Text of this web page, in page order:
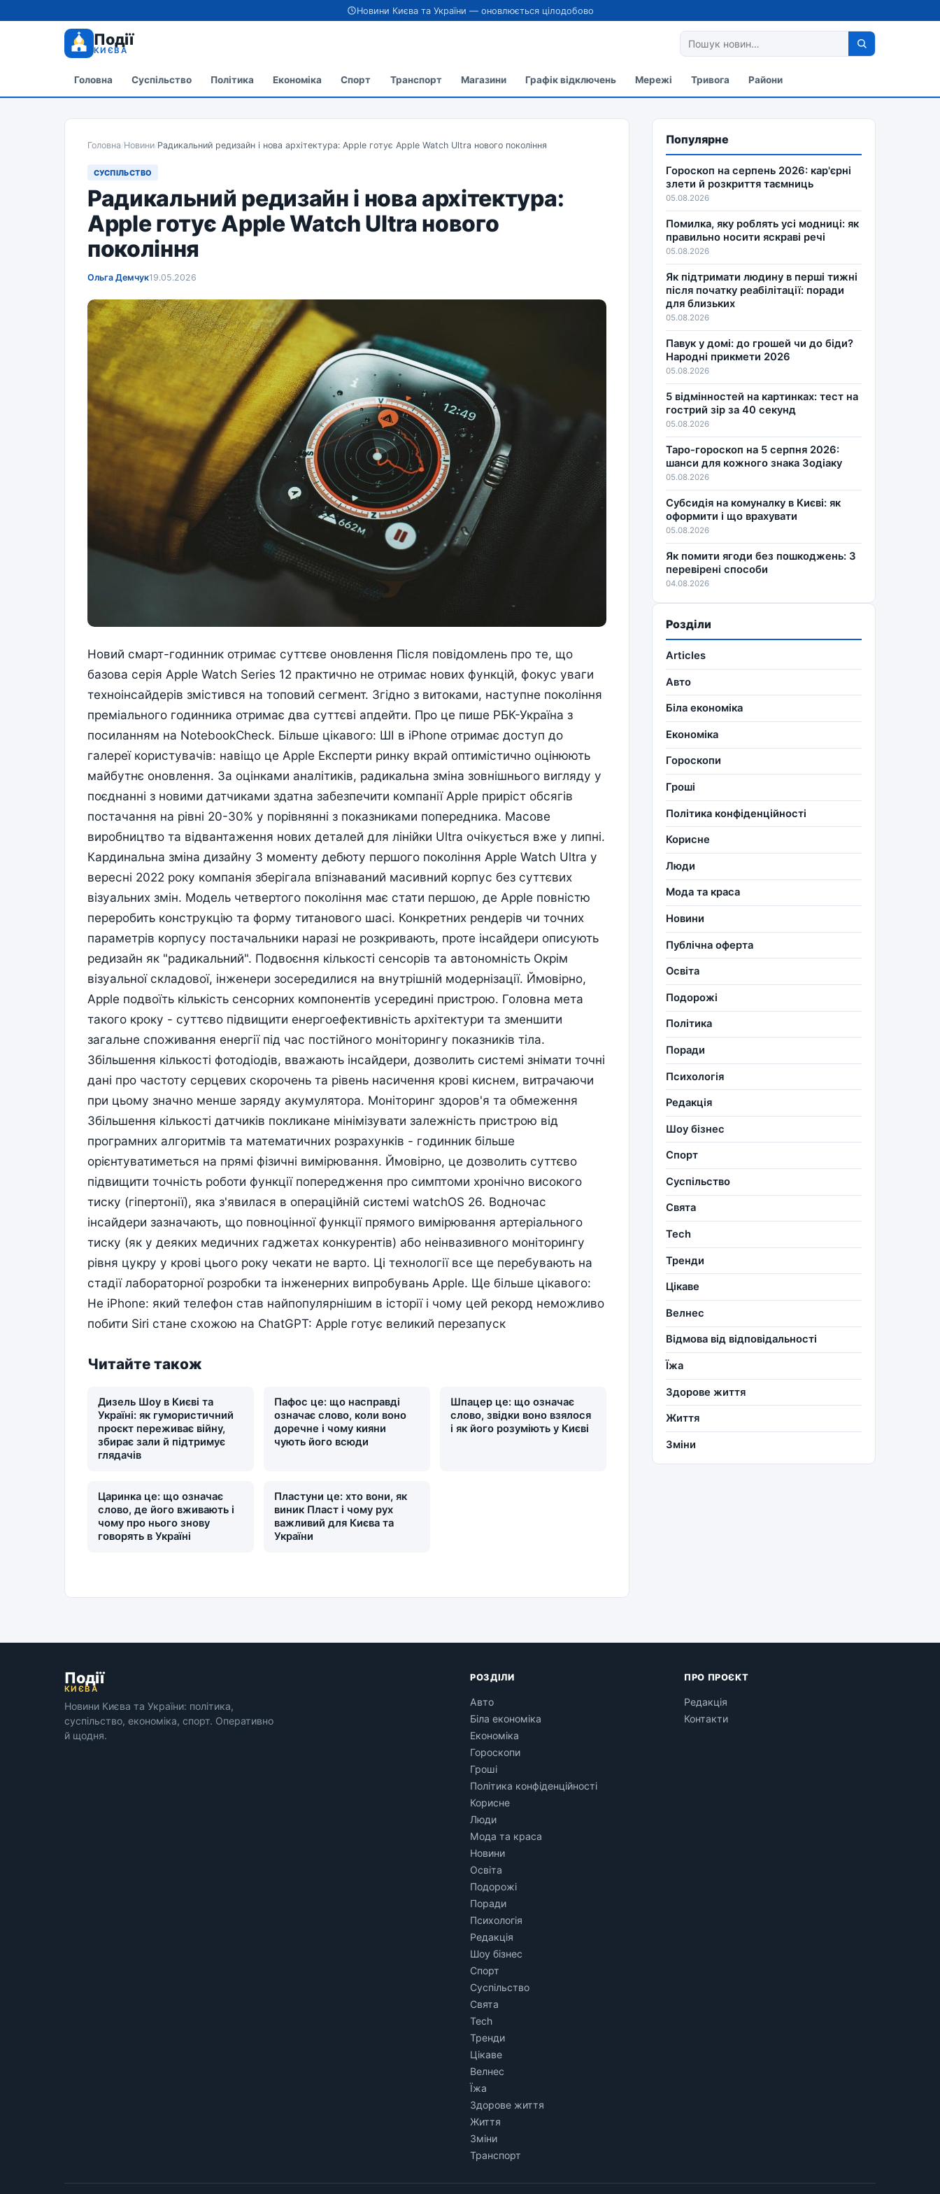
Новини Києва та України — оновлюється цілодобово
Події
КИЄВА
Головна Суспільство Політика Економіка Спорт Транспорт Магазини Графік відключень Мережі Тривога Райони
Головна/Новини/Радикальний редизайн і нова архітектура: Apple готує Apple Watch Ultra нового покоління
СУСПІЛЬСТВО
Радикальний редизайн і нова архітектура:
Apple готує Apple Watch Ultra нового
покоління
Ольга Демчук19.05.2026
Новий смарт-годинник отримає суттєве оновлення Після повідомлень про те, що
базова серія Apple Watch Series 12 практично не отримає нових функцій, фокус уваги
техноінсайдерів змістився на топовий сегмент. Згідно з витоками, наступне покоління
преміального годинника отримає два суттєві апдейти. Про це пише РБК-Україна з
посиланням на NotebookCheck. Більше цікавого: ШІ в iPhone отримає доступ до
галереї користувачів: навіщо це Apple Експерти ринку вкрай оптимістично оцінюють
майбутнє оновлення. За оцінками аналітиків, радикальна зміна зовнішнього вигляду у
поєднанні з новими датчиками здатна забезпечити компанії Apple приріст обсягів
постачання на рівні 20-30% у порівнянні з показниками попередника. Масове
виробництво та відвантаження нових деталей для лінійки Ultra очікується вже у липні.
Кардинальна зміна дизайну З моменту дебюту першого покоління Apple Watch Ultra у
вересні 2022 року компанія зберігала впізнаваний масивний корпус без суттєвих
візуальних змін. Модель четвертого покоління має стати першою, де Apple повністю
переробить конструкцію та форму титанового шасі. Конкретних рендерів чи точних
параметрів корпусу постачальники наразі не розкривають, проте інсайдери описують
редизайн як "радикальний". Подвоєння кількості сенсорів та автономність Окрім
візуальної складової, інженери зосередилися на внутрішній модернізації. Ймовірно,
Apple подвоїть кількість сенсорних компонентів усередині пристрою. Головна мета
такого кроку - суттєво підвищити енергоефективність архітектури та зменшити
загальне споживання енергії під час постійного моніторингу показників тіла.
Збільшення кількості фотодіодів, вважають інсайдери, дозволить системі знімати точні
дані про частоту серцевих скорочень та рівень насичення крові киснем, витрачаючи
при цьому значно менше заряду акумулятора. Моніторинг здоров'я та обмеження
Збільшення кількості датчиків покликане мінімізувати залежність пристрою від
програмних алгоритмів та математичних розрахунків - годинник більше
орієнтуватиметься на прямі фізичні вимірювання. Ймовірно, це дозволить суттєво
підвищити точність роботи функції попередження про симптоми хронічно високого
тиску (гіпертонії), яка з'явилася в операційній системі watchOS 26. Водночас
інсайдери зазначають, що повноцінної функції прямого вимірювання артеріального
тиску (як у деяких медичних гаджетах конкурентів) або неінвазивного моніторингу
рівня цукру у крові цього року чекати не варто. Ці технології все ще перебувають на
стадії лабораторної розробки та інженерних випробувань Apple. Ще більше цікавого:
Не iPhone: який телефон став найпопулярнішим в історії і чому цей рекорд неможливо
побити Siri стане схожою на ChatGPT: Apple готує великий перезапуск
Читайте також
Дизель Шоу в Києві та
Україні: як гумористичний
проєкт переживає війну,
збирає зали й підтримує
глядачів
Пафос це: що насправді
означає слово, коли воно
доречне і чому кияни
чують його всюди
Шпацер це: що означає
слово, звідки воно взялося
і як його розуміють у Києві
Царинка це: що означає
слово, де його вживають і
чому про нього знову
говорять в Україні
Пластуни це: хто вони, як
виник Пласт і чому рух
важливий для Києва та
України
Популярне
Гороскоп на серпень 2026: кар'єрні
злети й розкриття таємниць
05.08.2026
Помилка, яку роблять усі модниці: як
правильно носити яскраві речі
05.08.2026
Як підтримати людину в перші тижні
після початку реабілітації: поради
для близьких
05.08.2026
Павук у домі: до грошей чи до біди?
Народні прикмети 2026
05.08.2026
5 відмінностей на картинках: тест на
гострий зір за 40 секунд
05.08.2026
Таро-гороскоп на 5 серпня 2026:
шанси для кожного знака Зодіаку
05.08.2026
Субсидія на комуналку в Києві: як
оформити і що врахувати
05.08.2026
Як помити ягоди без пошкоджень: 3
перевірені способи
04.08.2026
Розділи
Articles
Авто
Біла економіка
Економіка
Гороскопи
Гроші
Політика конфіденційності
Корисне
Люди
Мода та краса
Новини
Публічна оферта
Освіта
Подорожі
Політика
Поради
Психологія
Редакція
Шоу бізнес
Спорт
Суспільство
Свята
Tech
Тренди
Цікаве
Велнес
Відмова від відповідальності
Їжа
Здорове життя
Життя
Зміни
Події
КИЄВА
Новини Києва та України: політика,
суспільство, економіка, спорт. Оперативно
й щодня.
РОЗДІЛИ
Авто
Біла економіка
Економіка
Гороскопи
Гроші
Політика конфіденційності
Корисне
Люди
Мода та краса
Новини
Освіта
Подорожі
Поради
Психологія
Редакція
Шоу бізнес
Спорт
Суспільство
Свята
Tech
Тренди
Цікаве
Велнес
Їжа
Здорове життя
Життя
Зміни
Транспорт
ПРО ПРОЄКТ
Редакція
Контакти